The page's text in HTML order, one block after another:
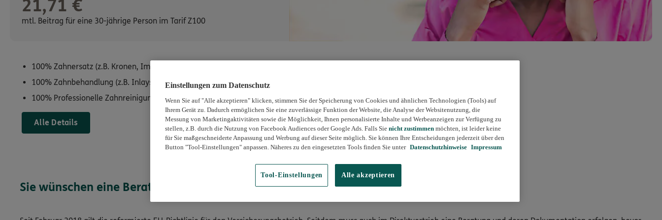
21,71 €
mtl. Beitrag für eine 30-jährige Person im Tarif Z100
100% Zahnersatz (z.B. Kronen, Implantate)
100% Zahnbehandlung (z.B. Inlays, Füllungen)
100% Professionelle Zahnreinigung einmal pro Jahr
Alle Details
Sie wünschen eine Beratung?
Einstellungen zum Datenschutz
Wenn Sie auf "Alle akzeptieren" klicken, stimmen Sie der Speicherung von Cookies und ähnlichen Technologien (Tools) auf
Ihrem Gerät zu. Dadurch ermöglichen Sie eine zuverlässige Funktion der Website, die Analyse der Websitenutzung, die
Messung von Marketingaktivitäten sowie die Möglichkeit, Ihnen personalisierte Inhalte und Werbeanzeigen zur Verfügung zu
stellen, z.B. durch die Nutzung von Facebook Audiences oder Google Ads. Falls Sie nicht zustimmen möchten, ist leider keine
für Sie maßgeschneiderte Anpassung und Werbung auf dieser Seite möglich. Sie können Ihre Entscheidungen jederzeit über den
Button "Tool-Einstellungen" anpassen. Näheres zu den eingesetzten Tools finden Sie unter Datenschutzhinweise Impressum
Tool-Einstellungen Alle akzeptieren